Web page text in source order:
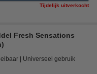
Tijdelijk uitverkocht
Fresh Sensations
Universeel gebruik